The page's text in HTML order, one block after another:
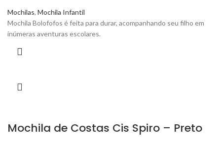
Mochilas, Mochila Infantil
Mochila Bolofofos é feita para durar, acompanhando seu filho em
inúmeras aventuras escolares.
Mochila de Costas Cis Spiro – Preto